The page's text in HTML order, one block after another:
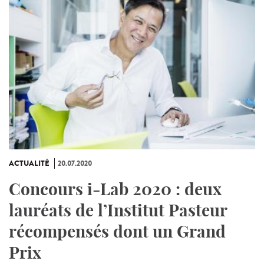
ACTUALITÉ 20.07.2020
Concours i-Lab 2020 : deux
lauréats de l’Institut Pasteur
récompensés dont un Grand
Prix